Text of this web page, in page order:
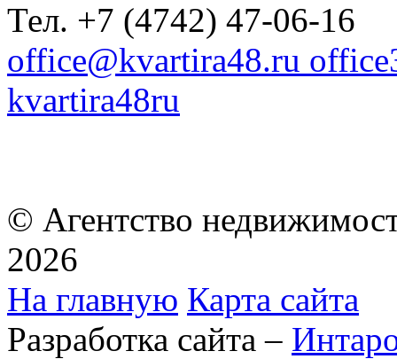
Тел. +7 (4742) 47-06-16
office@kvartira48.ru
kvartira48ru
© Агентство
2026
На главную Карта сайта
Разработка сайта –